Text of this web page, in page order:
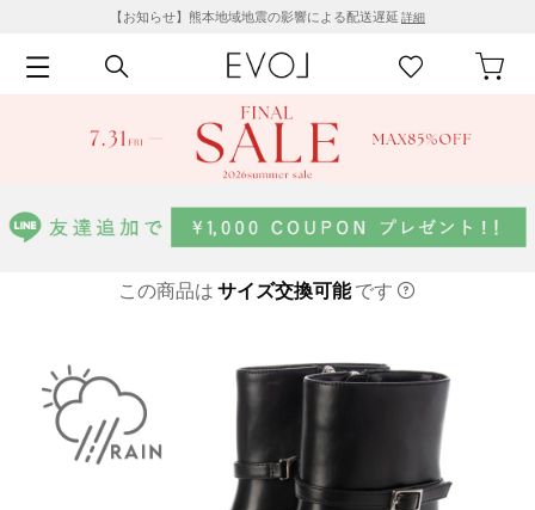
【お知らせ】熊本地域地震の影響による配送遅延 詳細
この商品は サイズ交換可能です